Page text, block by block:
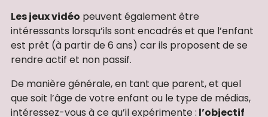
Les jeux vidéo peuvent également être
intéressants lorsqu’ils sont encadrés et que l’enfant
est prêt (à partir de 6 ans) car ils proposent de se
rendre actif et non passif.
De manière générale, en tant que parent, et quel
que soit l’âge de votre enfant ou le type de médias,
intéressez-vous à ce qu’il expérimente : l’objectif